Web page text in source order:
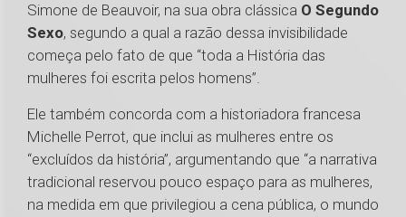
Simone de Beauvoir, na sua obra clássica O Segundo
Sexo, segundo a qual a razão dessa invisibilidade
começa pelo fato de que “toda a História das
mulheres foi escrita pelos homens”.
Ele também concorda com a historiadora francesa
Michelle Perrot, que inclui as mulheres entre os
“excluídos da história”, argumentando que “a narrativa
tradicional reservou pouco espaço para as mulheres,
na medida em que privilegiou a cena pública, o mundo